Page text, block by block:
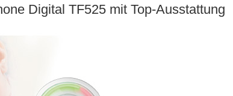
Digital TF525 mit Top-Ausstattung